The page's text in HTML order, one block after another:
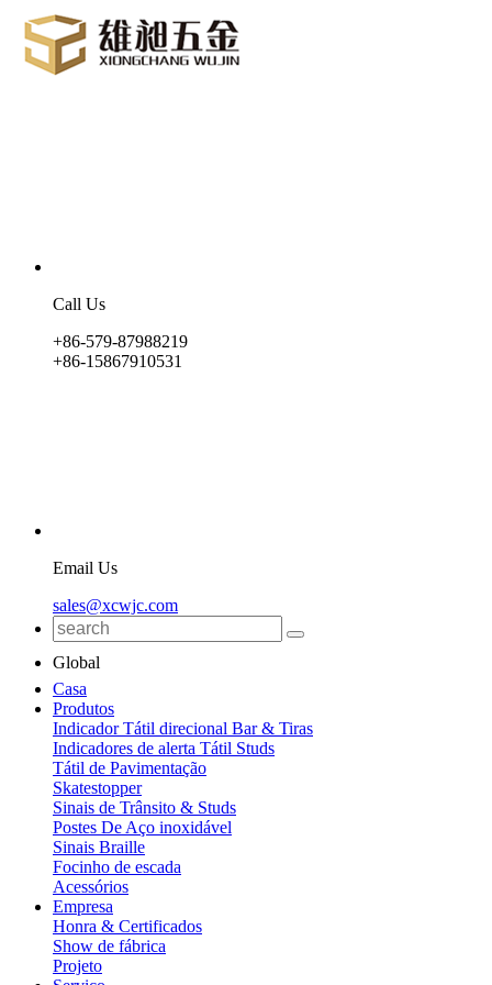
Call Us
+86-579-87988219
+86-15867910531
Email Us
sales@xcwjc.com
Global
Casa
Produtos
Indicador Tátil direcional Bar & Tiras
Indicadores de alerta Tátil Studs
Tátil de Pavimentação
Skatestopper
Sinais de Trânsito & Studs
Postes De Aço inoxidável
Sinais Braille
Focinho de escada
Acessórios
Empresa
Honra & Certificados
Show de fábrica
Projeto